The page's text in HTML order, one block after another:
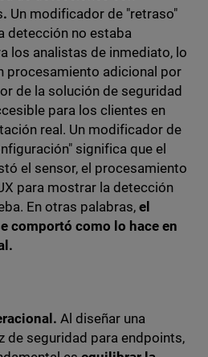
. Un modificador de "retraso"
detección no estaba
los analistas de inmediato, lo
procesamiento adicional por
de la solución de seguridad
para los clientes en
real. Un modificador de
significa que el
el sensor, el procesamiento
para mostrar la detección
En otras palabras,el
comportó como lo hace en
Al diseñar una
de seguridad para endpoints,